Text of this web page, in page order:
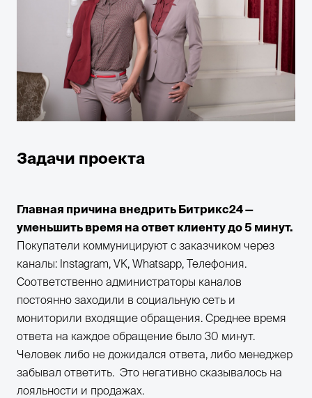
Задачи проекта
Главная причина внедрить Битрикс24 —
уменьшить время на ответ клиенту до 5 минут.
Покупатели коммуницируют с заказчиком через
каналы: Instagram, VK, Whatsapp, Телефония.
Соответственно администраторы каналов
постоянно заходили в социальную сеть и
мониторили входящие обращения. Среднее время
ответа на каждое обращение было 30 минут.
Человек либо не дожидался ответа, либо менеджер
забывал ответить. Это негативно сказывалось на
лояльности и продажах.